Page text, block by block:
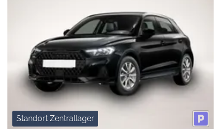
Standort Zentrallager